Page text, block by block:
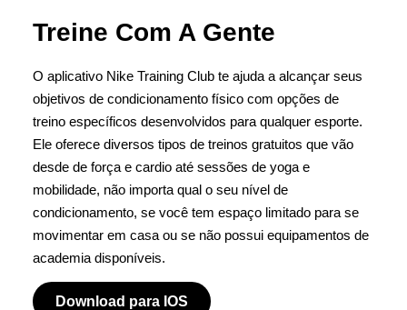
Treine Com A Gente
O aplicativo Nike Training Club te ajuda a alcançar seus
objetivos de condicionamento físico com opções de
treino específicos desenvolvidos para qualquer esporte.
Ele oferece diversos tipos de treinos gratuitos que vão
desde de força e cardio até sessões de yoga e
mobilidade, não importa qual o seu nível de
condicionamento, se você tem espaço limitado para se
movimentar em casa ou se não possui equipamentos de
academia disponíveis.
Download para IOS